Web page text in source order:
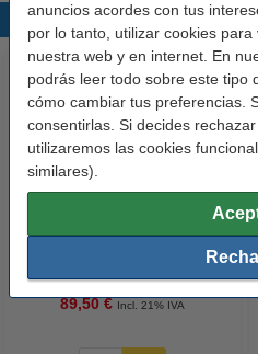
anuncios acordes con tus
por lo tanto, utilizar cookies
nuestra web y en internet. En
podrás leer todo sobre este tipo
cómo cambiar tus preferencias.
consentirlas. Si decides
utilizaremos las cookies
similares).
Productos
89,50 € Incl. 21% IVA